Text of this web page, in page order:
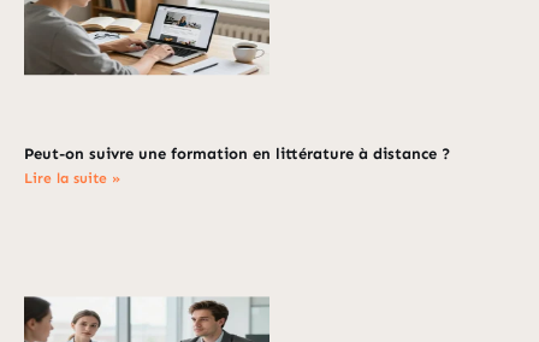
Peut-on suivre une formation en littérature à distance ?
Lire la suite »